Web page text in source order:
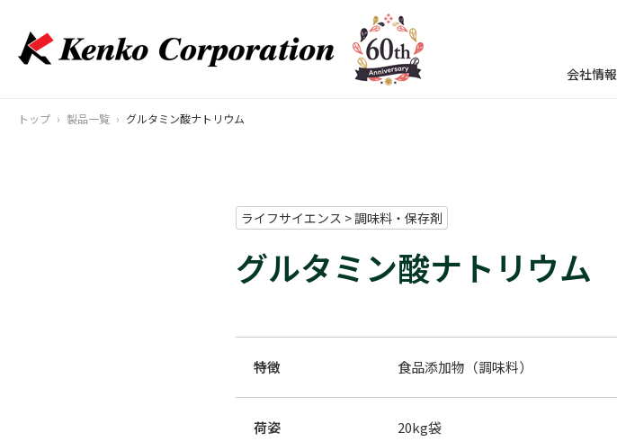
会社情報
トップ 製品一覧 グルタミン酸ナトリウム
ライフサイエンス > 調味料・保存剤
グルタミン酸ナトリウム
特徴 食品添加物（調味料）
荷姿 20kg袋